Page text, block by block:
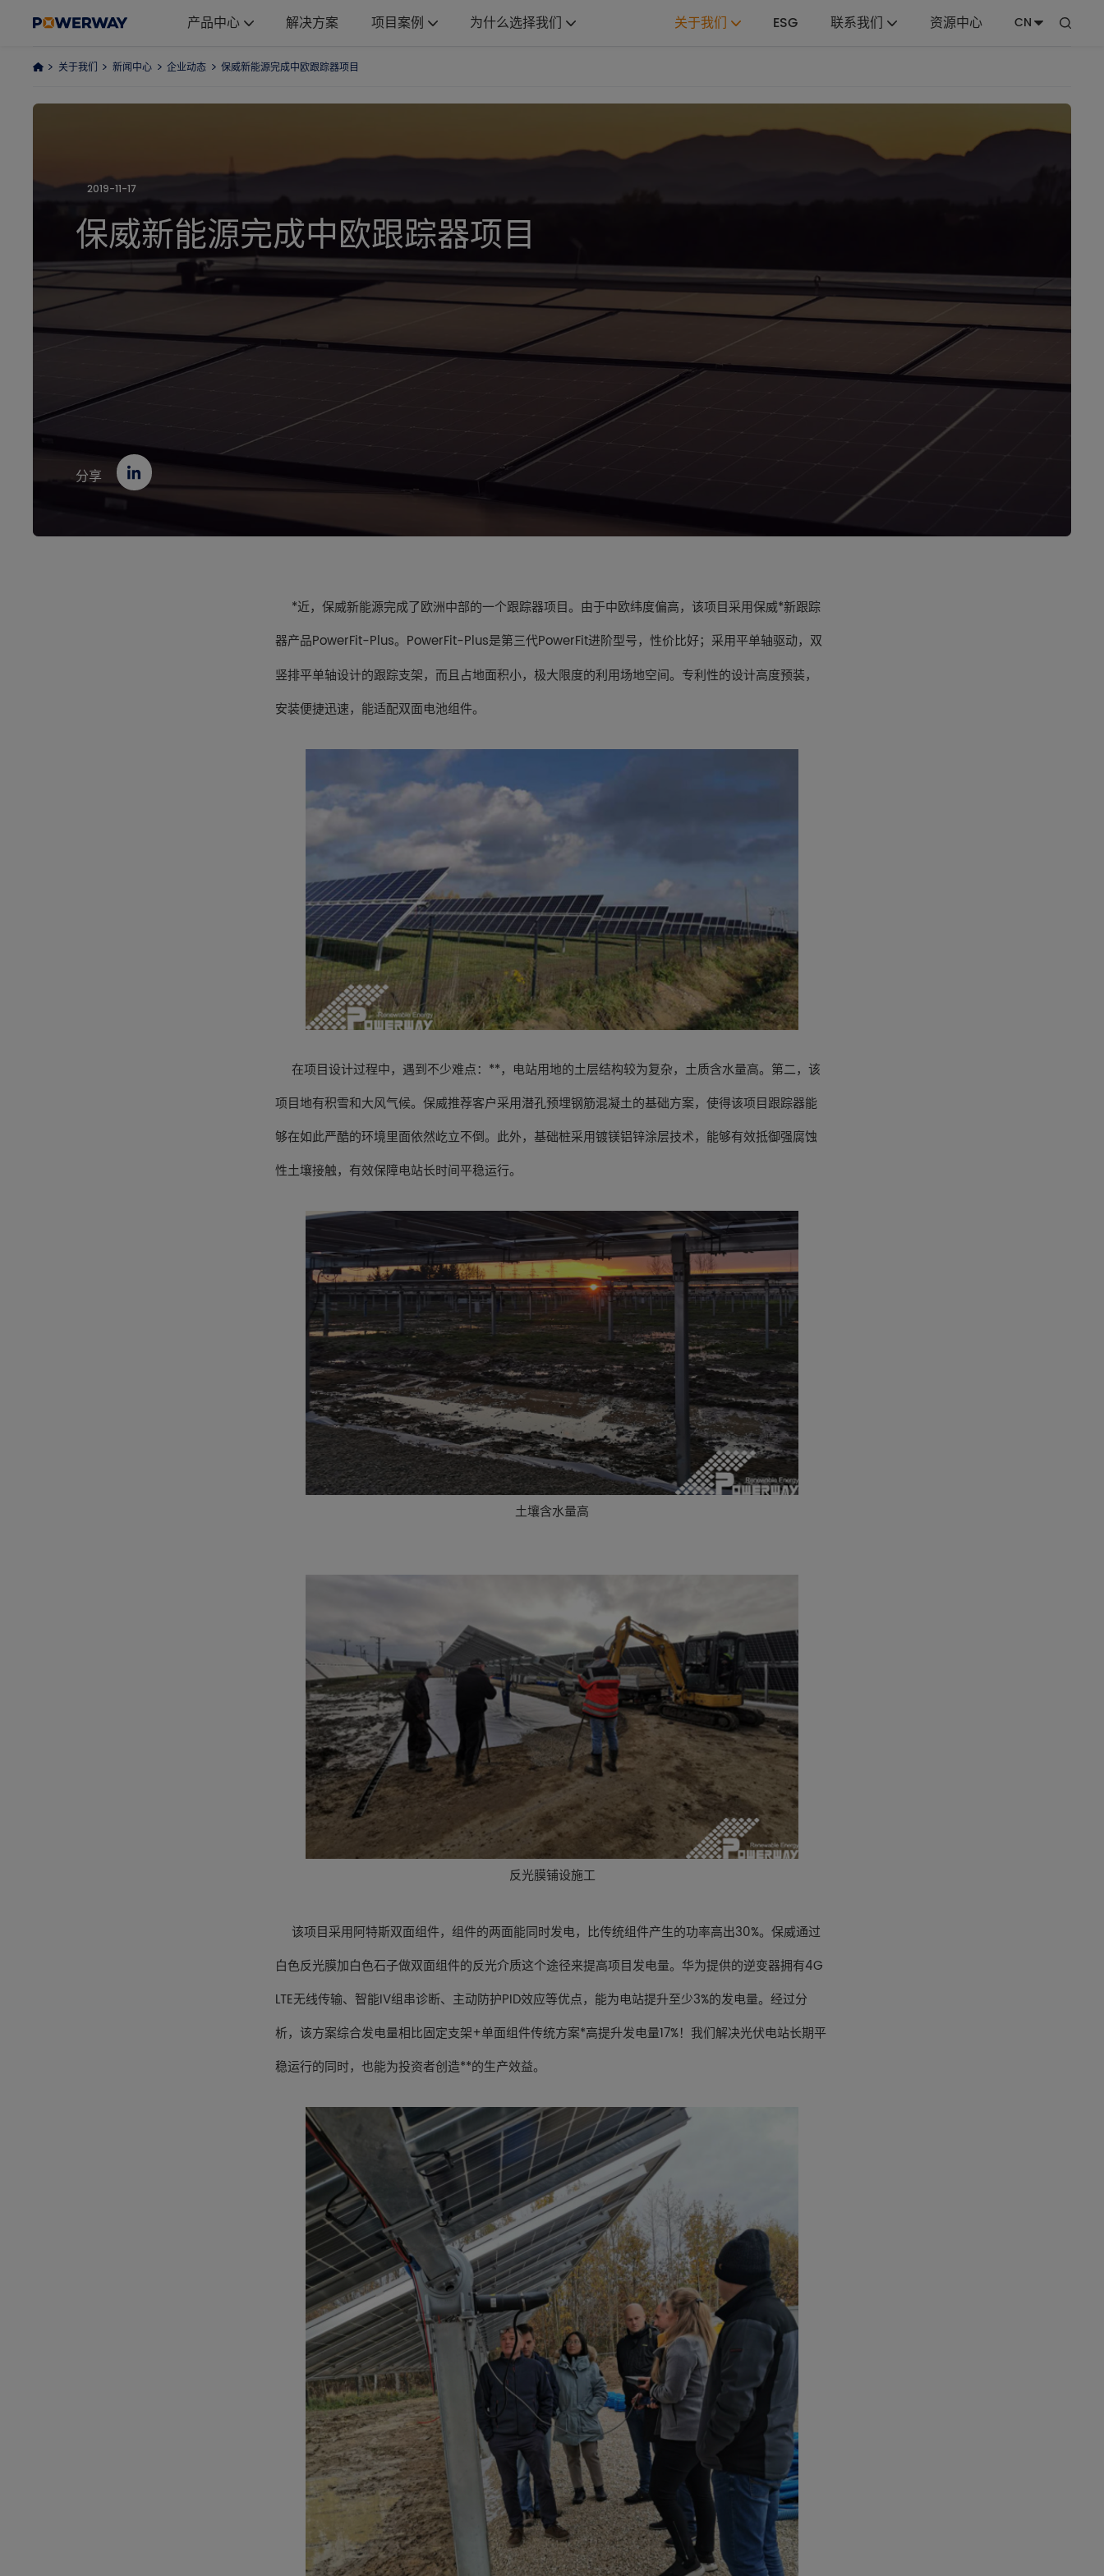
产品中心 解决方案 项目案例 为什么选择我们 关于我们 ESG 联系我们 资源中心
为什么选择我们
关于我们
联系我们
资源中心
EN CN JP
CN
关于我们 新闻中心 企业动态 保威新能源完成中欧跟踪器项目
2019-11-17
保威新能源完成中欧跟踪器项目
分享
*近，保威新能源完成了欧洲中部的一个跟踪器项目。由于中欧纬度偏高，该项目采用保威*新跟踪
器产品PowerFit-Plus。PowerFit-Plus是第三代PowerFit进阶型号，性价比好；采用平单轴驱动，双
竖排平单轴设计的跟踪支架，而且占地面积小，极大限度的利用场地空间。专利性的设计高度预装，
安装便捷迅速，能适配双面电池组件。
在项目设计过程中，遇到不少难点：**，电站用地的土层结构较为复杂，土质含水量高。第二，该
项目地有积雪和大风气候。保威推荐客户采用潜孔预埋钢筋混凝土的基础方案，使得该项目跟踪器能
够在如此严酷的环境里面依然屹立不倒。此外，基础桩采用镀镁铝锌涂层技术，能够有效抵御强腐蚀
性土壤接触，有效保障电站长时间平稳运行。
土壤含水量高
反光膜铺设施工
该项目采用阿特斯双面组件，组件的两面能同时发电，比传统组件产生的功率高出30%。保威通过
白色反光膜加白色石子做双面组件的反光介质这个途径来提高项目发电量。华为提供的逆变器拥有4G
LTE无线传输、智能IV组串诊断、主动防护PID效应等优点，能为电站提升至少3%的发电量。经过分
析，该方案综合发电量相比固定支架+单面组件传统方案*高提升发电量17%！我们解决光伏电站长期平
稳运行的同时，也能为投资者创造**的生产效益。